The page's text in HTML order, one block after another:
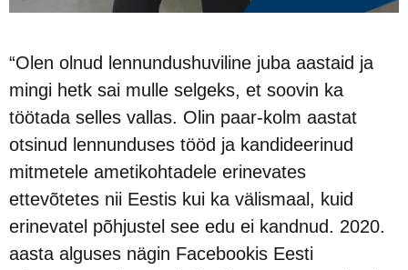
“Olen olnud lennundushuviline juba aastaid ja
mingi hetk sai mulle selgeks, et soovin ka
töötada selles vallas. Olin paar-kolm aastat
otsinud lennunduses tööd ja kandideerinud
mitmetele ametikohtadele erinevates
ettevõtetes nii Eestis kui ka välismaal, kuid
erinevatel põhjustel see edu ei kandnud. 2020.
aasta alguses nägin Facebookis Eesti